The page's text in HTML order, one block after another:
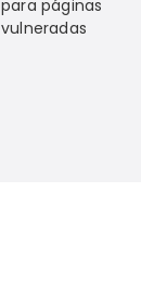
para páginas
vulneradas